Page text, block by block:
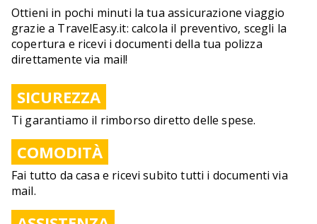
Ottieni in pochi minuti la tua assicurazione viaggio
grazie a TravelEasy.it: calcola il preventivo, scegli la
copertura e ricevi i documenti della tua polizza
direttamente via mail!
SICUREZZA
Ti garantiamo il rimborso diretto delle spese.
COMODITÀ
Fai tutto da casa e ricevi subito tutti i documenti via
mail.